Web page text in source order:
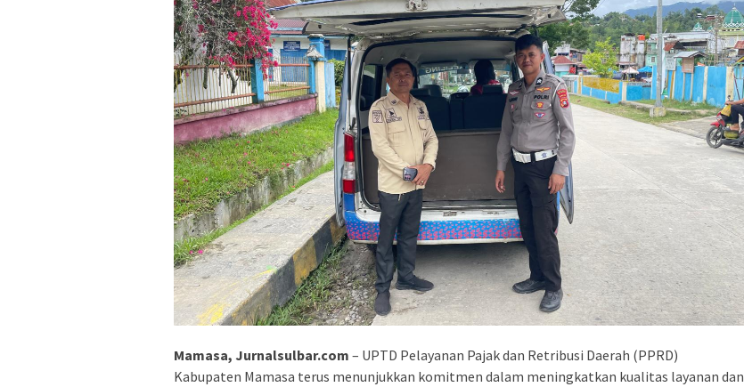
Mamasa, Jurnalsulbar.com – UPTD Pelayanan Pajak dan Retribusi Daerah (PPRD)
Kabupaten Mamasa terus menunjukkan komitmen dalam meningkatkan kualitas layanan dan